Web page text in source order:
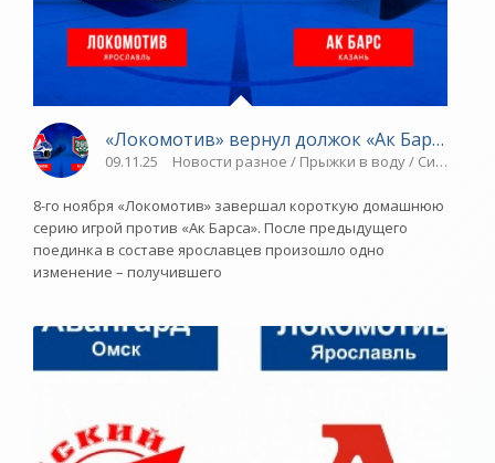
«Локомотив» вернул должок «Ак Барсу» -
09.11.25 Новости разное / Прыжки в воду /
8-го ноября «Локомотив» завершал короткую домашнюю
серию игрой против «Ак Барса». После предыдущего
поединка в составе ярославцев произошло одно
изменение – получившего